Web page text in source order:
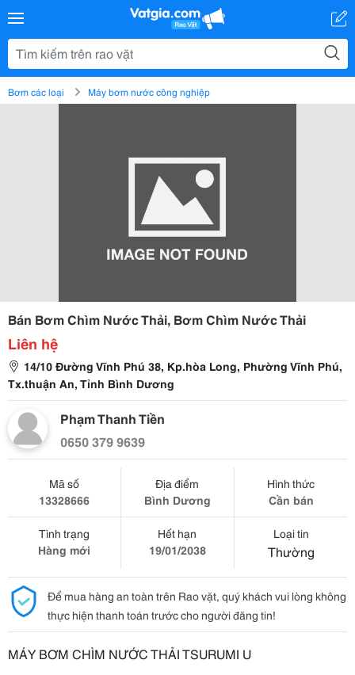
Bơm các loại Máy bơm nước công nghiệp
Bán Bơm Chìm Nước Thải, Bơm Chìm Nước Thải
Liên hệ
14/10 Đường Vĩnh Phú 38, Kp.hòa Long, Phường Vĩnh Phú,
Tx.thuận An, Tỉnh Bình Dương
Phạm Thanh Tiền
0650 379 9639
Mã số
13328666
Địa điểm
Bình Dương
Hình thức
Cần bán
Tình trạng
Hàng mới
Hết hạn
19/01/2038
Loại tin
Thường
Để mua hàng an toàn trên Rao vặt, quý khách vui lòng không
thực hiện thanh toán trước cho người đăng tin!
MÁY BƠM CHÌM NƯỚC THẢI TSURUMI U